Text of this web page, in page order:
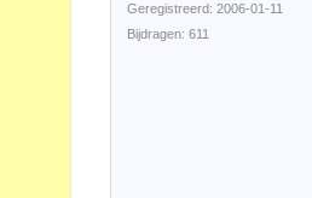
Geregistreerd: 2006-01-11
Bijdragen: 611